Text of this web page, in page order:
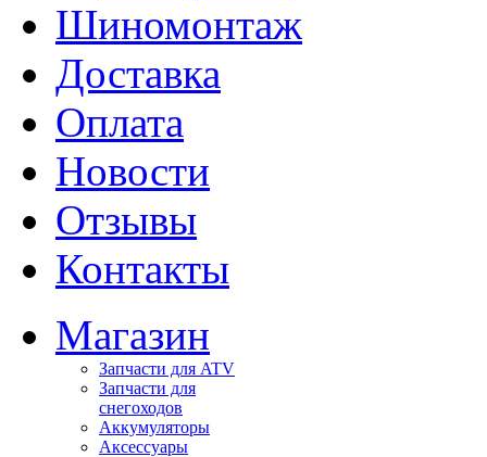
Шиномонтаж
Доставка
Оплата
Новости
Отзывы
Контакты
Магазин
Запчасти для ATV
Запчасти для
снегоходов
Аккумуляторы
Аксессуары